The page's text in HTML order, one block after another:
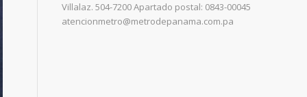
Villalaz. 504-7200 Apartado postal: 0843-00045
atencionmetro@metrodepanama.com.pa